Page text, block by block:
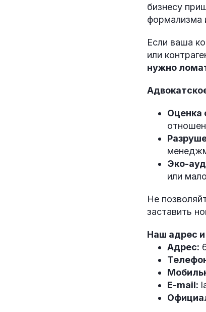
бизнесу
формализма
Если ваша
или
нужно
Оценка
Эко-
или
Не
заставить
Наш адрес и
Адрес:
E-mail: